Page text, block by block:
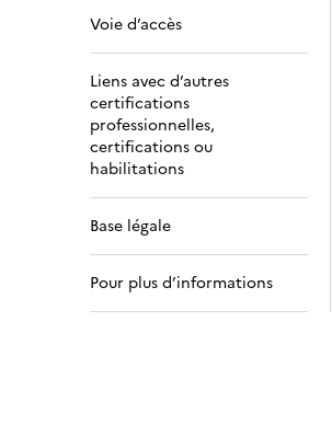
Voie d’accès
Liens avec d’autres
certifications
professionnelles,
certifications ou
habilitations
Base légale
Pour plus d’informations